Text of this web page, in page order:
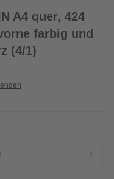
A4 quer, 424
farbig und
(4/1)